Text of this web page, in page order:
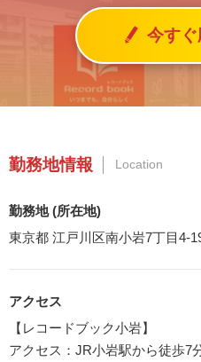
今す
勤務地情報 Location
勤務地 (所在地)
東京都 江戸川区南小岩7丁目4-
アクセス
【レコードブック小岩】
アクセス：JR小岩駅から徒歩7